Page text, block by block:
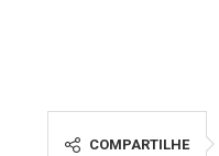
COMPARTILHE